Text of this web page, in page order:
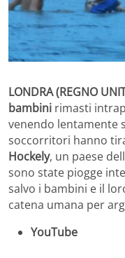
LONDRA (REGNO
bambini rimasti
venendo lentamente
soccorritori hanno
Hockely, un paese
sono state piogge
salvo i bambini e il
catena umana per
YouTube